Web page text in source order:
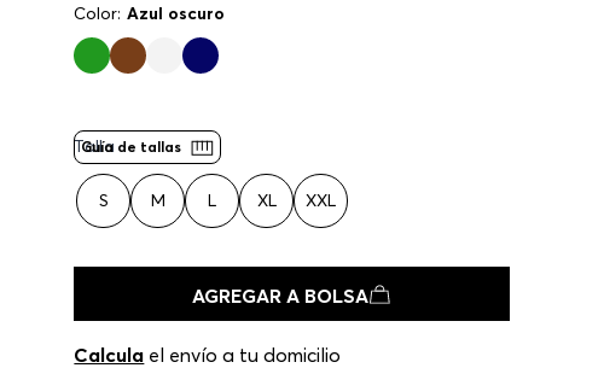
Color: Azul oscuro
Guía de tallas
Talla
S M L XL XXL
AGREGAR A BOLSA
Calcula el envío a tu domicilio